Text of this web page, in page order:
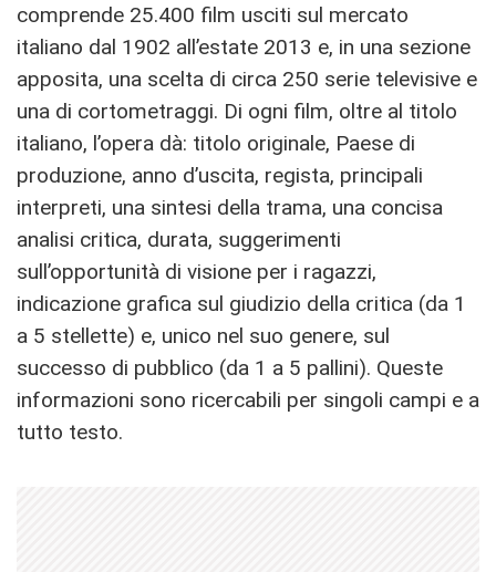
comprende 25.400 film usciti sul mercato
italiano dal 1902 all’estate 2013 e, in una sezione
apposita, una scelta di circa 250 serie televisive e
una di cortometraggi. Di ogni film, oltre al titolo
italiano, l’opera dà: titolo originale, Paese di
produzione, anno d’uscita, regista, principali
interpreti, una sintesi della trama, una concisa
analisi critica, durata, suggerimenti
sull’opportunità di visione per i ragazzi,
indicazione grafica sul giudizio della critica (da 1
a 5 stellette) e, unico nel suo genere, sul
successo di pubblico (da 1 a 5 pallini). Queste
informazioni sono ricercabili per singoli campi e a
tutto testo.